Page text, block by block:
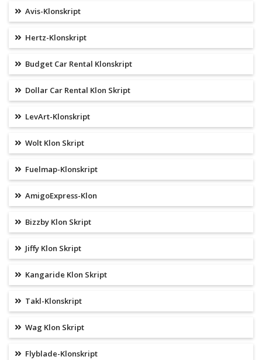
Avis-Klonskript
Hertz-Klonskript
Budget Car Rental Klonskript
Dollar Car Rental Klon Skript
LevArt-Klonskript
Wolt Klon Skript
Fuelmap-Klonskript
AmigoExpress-Klon
Bizzby Klon Skript
Jiffy Klon Skript
Kangaride Klon Skript
Takl-Klonskript
Wag Klon Skript
Flyblade-Klonskript